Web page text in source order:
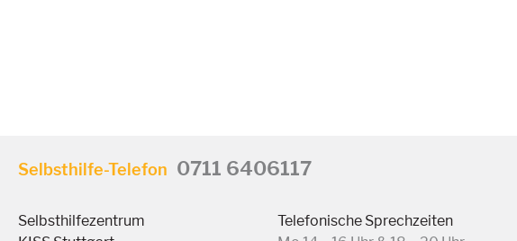
Selbsthilfe-Telefon 0711 6406117
Selbsthilfezentrum
Telefonische Sprechzeiten